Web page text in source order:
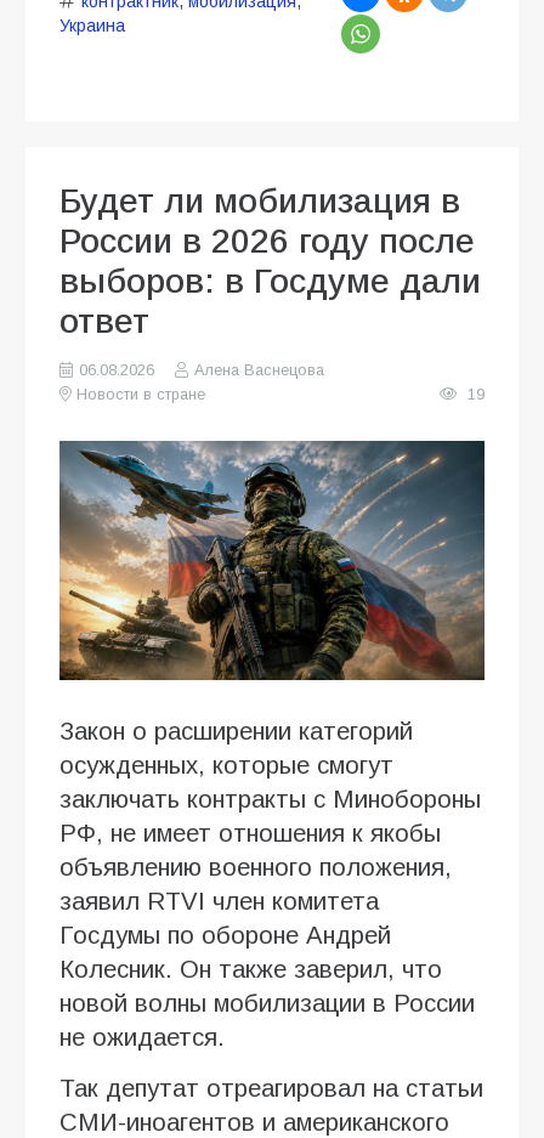
Украина
Будет ли мобилизация в
России в 2026 году после
выборов: в Госдуме дали
ответ
06.08.2026
Алена Васнецова
Новости в стране
19
Закон о расширении категорий
осужденных, которые смогут
заключать контракты с Минобороны
РФ, не имеет отношения к якобы
объявлению военного положения,
заявил RTVI член комитета
Госдумы по обороне Андрей
Колесник. Он также заверил, что
новой волны мобилизации в России
не ожидается.
Так депутат отреагировал на статьи
СМИ-иноагентов и американского